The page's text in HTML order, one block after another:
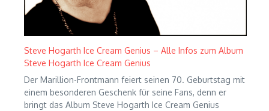
Steve Hogarth Ice Cream Genius – Alle Infos zum Album
Steve Hogarth Ice Cream Genius
Der Marillion-Frontmann feiert seinen 70. Geburtstag mit
einem besonderen Geschenk für seine Fans, denn er
bringt das Album Steve Hogarth Ice Cream Genius